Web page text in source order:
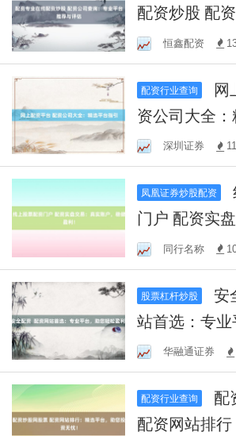
配资炒股 配
业平台推荐与
恒鑫配资
配资行业查询
资公司大全
深圳证券
凤凰证券炒股配资
线上股票配资
门户 配资实
户，稳健盈利
同行名称
股票杠杆炒股
安全配资 配资网
站首选：专
松盈利！
华融通证券
配资行业查询
配资网站排